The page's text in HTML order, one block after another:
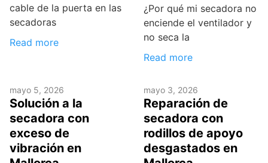
cable de la puerta en las
secadoras
Read more
¿Por qué mi secadora no
enciende el ventilador y
no seca la
Read more
mayo 5, 2026
Solución a la
secadora con
exceso de
vibración en
mayo 3, 2026
Reparación de
secadora con
rodillos de apoyo
desgastados en